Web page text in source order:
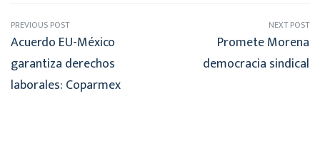
PREVIOUS POST
Acuerdo EU-México
garantiza derechos
laborales: Coparmex
NEXT POST
Promete Morena
democracia sindical